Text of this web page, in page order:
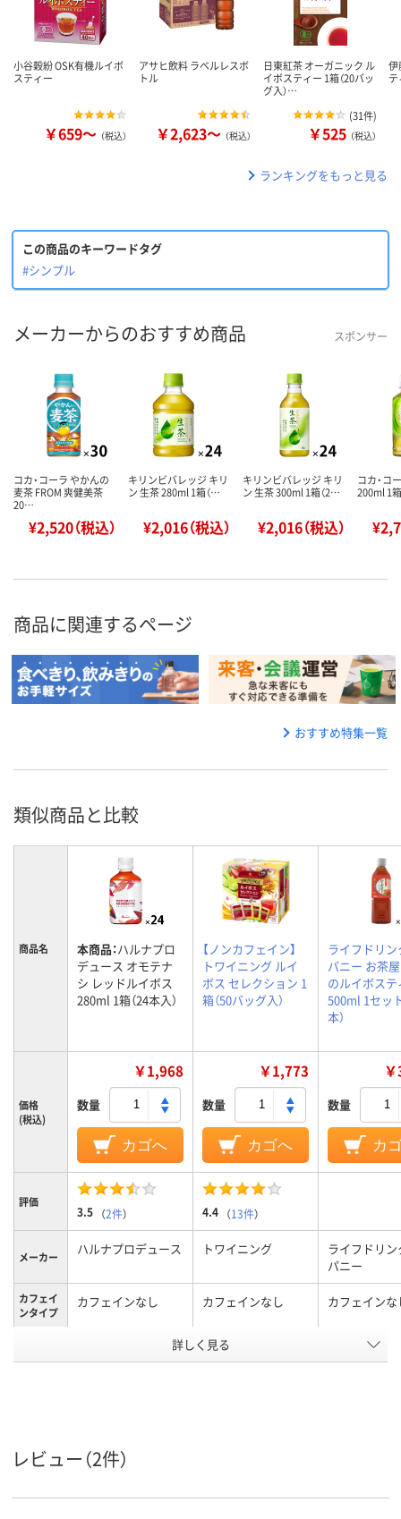
小谷穀紛 OSK有機ルイボ
スティー
￥659～ （税込）
アサヒ飲料 ラベルレスボ
トル
￥2,623～ （税込）
日東紅茶 オーガニック ル
イボスティー 1箱（20バッ
グ入）…
(31件)
￥525 （税込）
伊
ランキングをもっと見る
この商品のキーワードタグ
#シンプル
メーカーからのおすすめ商品 スポンサー
コカ・コーラ やかんの
麦茶 FROM 爽健美茶
20…
¥2,520（税込）
キリンビバレッジ キリ
ン 生茶 280ml 1箱（…
¥2,016（税込）
キリンビバレッジ キリ
ン 生茶 300ml 1箱（2…
¥2,016（税込）
コカ・コ
200ml 1箱
商品に関連するページ
おすすめ特集一覧
類似商品と比較
商品名 本商品：ハルナプロ
デュース オモテナ
シ レッドルイボス
280ml 1箱（24本入）
【ノンカフェイン】
トワイニング ルイ
ボス セレクション 1
箱（50バッグ入）
ライフドリ
パニー お茶
のルイボステ
500ml 1セッ
本）
価格
(税込)
￥1,968
数量
カゴへ
￥1,773
数量
カゴへ
数量
カ
評価
3.5 （2件） 4.4 （13件）
メーカー ハルナプロデュース トワイニング
ライフドリ
パニー
カフェイ
ンタイプ
カフェインなし カフェインなし カフェインな
70
詳しく見る
レビュー（2件）